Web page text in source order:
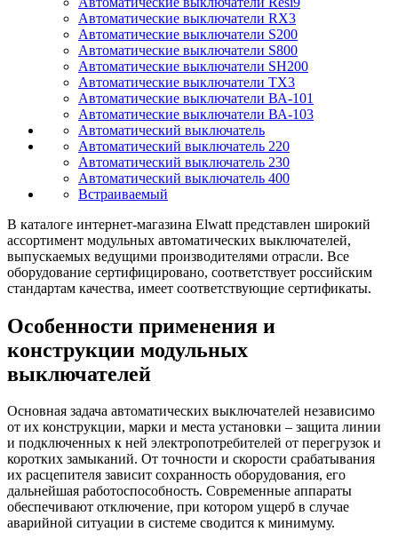
Автоматические выключатели RX3
Автоматические выключатели S200
Автоматические выключатели S800
Автоматические выключатели SH200
Автоматические выключатели TX3
Автоматические выключатели ВА-101
Автоматические выключатели ВА-103
Автоматический выключатель
Автоматический выключатель 220
Автоматический выключатель 230
Автоматический выключатель 400
Встраиваемый
В каталоге интернет-магазина Elwatt представлен широкий
ассортимент модульных автоматических выключателей,
выпускаемых ведущими производителями отрасли. Все
оборудование сертифицировано, соответствует российским
стандартам качества, имеет соответствующие сертификаты.
Особенности применения и
конструкции модульных
выключателей
Основная задача автоматических выключателей независимо
от их конструкции, марки и места установки – защита линии
и подключенных к ней электропотребителей от перегрузок и
коротких замыканий. От точности и скорости срабатывания
их расцепителя зависит сохранность оборудования, его
дальнейшая работоспособность. Современные аппараты
обеспечивают отключение, при котором ущерб в случае
аварийной ситуации в системе сводится к минимуму.